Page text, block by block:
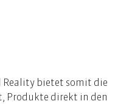
bietet somit die
Produkte direkt in den